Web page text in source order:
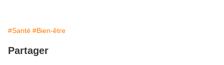
#Santé #Bien-être
Partager